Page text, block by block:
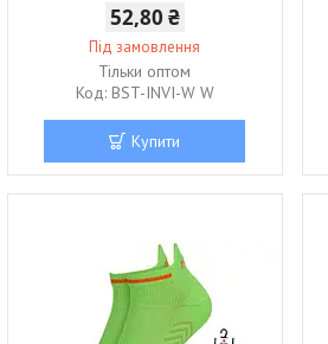
52,80 ₴
Під замовлення
Тільки оптом
BST-INVI-W W
Купити